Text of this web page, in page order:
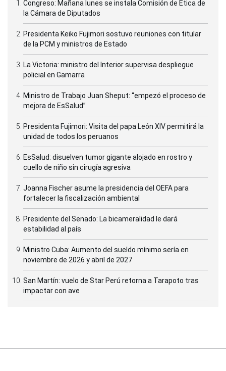
Congreso: Mañana lunes se instala Comisión de Ética de
la Cámara de Diputados
Presidenta Keiko Fujimori sostuvo reuniones con titular
de la PCM y ministros de Estado
La Victoria: ministro del Interior supervisa despliegue
policial en Gamarra
Ministro de Trabajo Juan Sheput: “empezó el proceso de
mejora de EsSalud”
Presidenta Fujimori: Visita del papa León XIV permitirá la
unidad de todos los peruanos
EsSalud: disuelven tumor gigante alojado en rostro y
cuello de niño sin cirugía agresiva
Joanna Fischer asume la presidencia del OEFA para
fortalecer la fiscalización ambiental
Presidente del Senado: La bicameralidad le dará
estabilidad al país
Ministro Cuba: Aumento del sueldo mínimo sería en
noviembre de 2026 y abril de 2027
San Martín: vuelo de Star Perú retorna a Tarapoto tras
impactar con ave